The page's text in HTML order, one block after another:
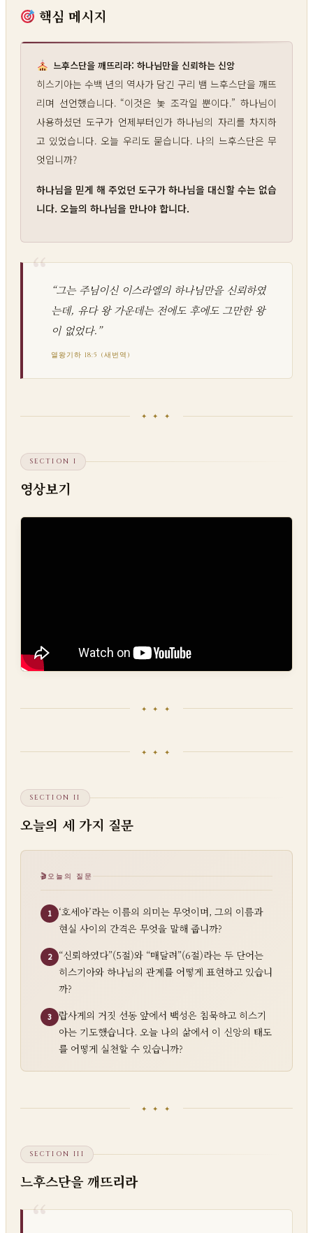
핵심 메시지
느후스단을 깨뜨리라: 하나님만을 신뢰하는 신앙
히스기아는 수백 년의 역사가 담긴 구리 뱀 느후스단을 깨뜨
리며 선언했습니다. “이것은 놏 조각일 뿐이다.” 하나님이
사용하셨던 도구가 언제부터인가 하나님의 자리를 차지하
고 있었습니다. 오늘 우리도 묻습니다. 나의 느후스단은 무
엇입니까?
하나님을 믿게 해 주었던 도구가 하나님을 대신할 수는 없습
니다. 오늘의 하나님을 만나야 합니다.
“그는 주님이신 이스라엘의 하나님만을 신뢰하였
는데, 유다 왕 가운데는 전에도 후에도 그만한 왕
이 없었다.”
열왕기하 18:5 (새번역)
✦ ✦ ✦
SECTION I
영상보기
✦ ✦ ✦
✦ ✦ ✦
SECTION II
오늘의 세 가지 질문
오늘의 질문
1
‘호세아’라는 이름의 의미는 무엇이며, 그의 이름과
현실 사이의 간격은 무엇을 말해 줍니까?
2
“신뢰하였다”(5절)와 “매달려”(6절)라는 두 단어는
히스기아와 하나님의 관계를 어떻게 표현하고 있습니
까?
3
랍사게의 거짓 선동 앞에서 백성은 침묵하고 히스기
아는 기도했습니다. 오늘 나의 삶에서 이 신앙의 태도
를 어떻게 실천할 수 있습니까?
✦ ✦ ✦
SECTION III
느후스단을 깨뜨리라